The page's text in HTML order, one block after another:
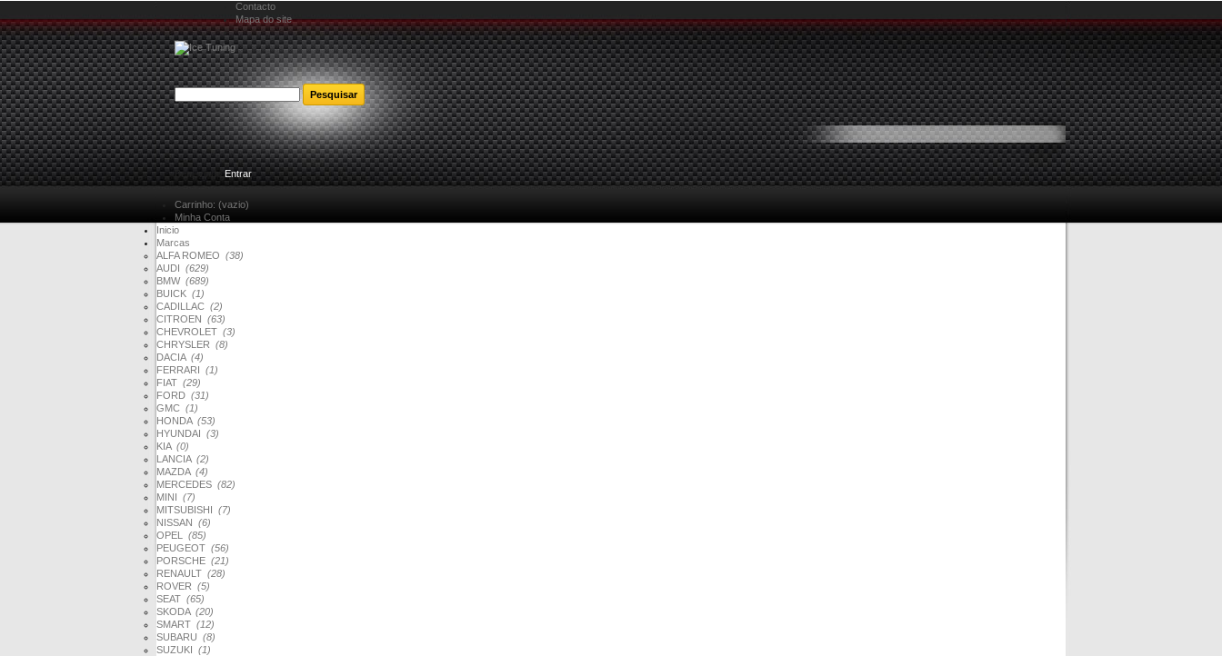
Contacto
Mapa do site
Bem-vindoEntrar
Carrinho: (vazio)
Minha Conta
Inicio
Marcas
ALFA ROMEO (38)
AUDI (629)
BMW (689)
BUICK (1)
CADILLAC (2)
CITROEN (63)
CHEVROLET (3)
CHRYSLER (8)
DACIA (4)
FERRARI (1)
FIAT (29)
FORD (31)
GMC (1)
HONDA (53)
HYUNDAI (3)
KIA (0)
LANCIA (2)
MAZDA (4)
MERCEDES (82)
MINI (7)
MITSUBISHI (7)
NISSAN (6)
OPEL (85)
PEUGEOT (56)
PORSCHE (21)
RENAULT (28)
ROVER (5)
SEAT (65)
SKODA (20)
SMART (12)
SUBARU (8)
SUZUKI (1)